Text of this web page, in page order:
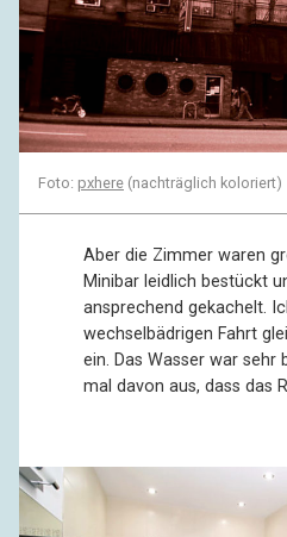
Foto: pxhere (nachträglich koloriert)
Aber die Zimmer waren
Minibar leidlich bestückt
ansprechend gekachelt.
wechselbädrigen Fahrt
ein. Das Wasser war sehr
mal davon aus, dass das